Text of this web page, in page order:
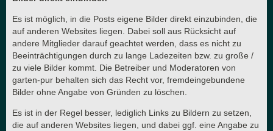
Es ist möglich, in die Posts eigene Bilder direkt einzubinden, die
auf anderen Websites liegen. Dabei soll aus Rücksicht auf
andere Mitglieder darauf geachtet werden, dass es nicht zu
Beeinträchtigungen durch zu lange Ladezeiten bzw. zu große /
zu viele Bilder kommt. Die Betreiber und Moderatoren von
garten-pur behalten sich das Recht vor, fremdeingebundene
Bilder ohne Angabe von Gründen zu löschen.
Es ist in der Regel besser, lediglich Links zu Bildern zu setzen,
die auf anderen Websites liegen, und dabei ggf. eine Angabe zu